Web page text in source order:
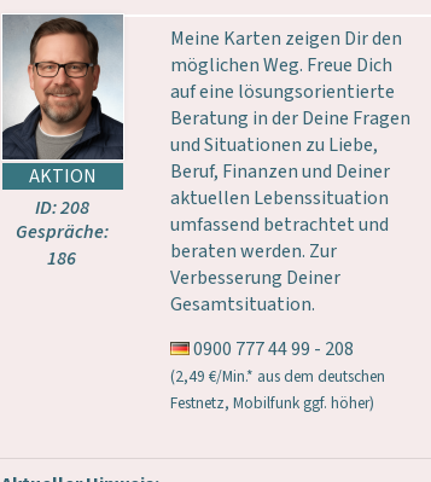
ID: 208
Gespräche:
186
Meine Karten zeigen Dir den
möglichen Weg. Freue Dich
auf eine lösungsorientierte
Beratung in der Deine Fragen
und Situationen zu Liebe,
Beruf, Finanzen und Deiner
aktuellen Lebenssituation
umfassend betrachtet und
beraten werden. Zur
Verbesserung Deiner
Gesamtsituation.
0900 777 44 99 - 208
(2,49 €/Min.* aus dem deutschen
Festnetz, Mobilfunk ggf. höher)